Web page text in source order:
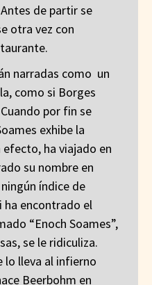
de partir se
otra vez con
narradas como un
como si Borges
por fin se
exhibe la
ha viajado en
su nombre en
índice de
ha encontrado el
“Enoch Soames”,
se le ridiculiza.
lo lleva al infierno
Beerbohm en